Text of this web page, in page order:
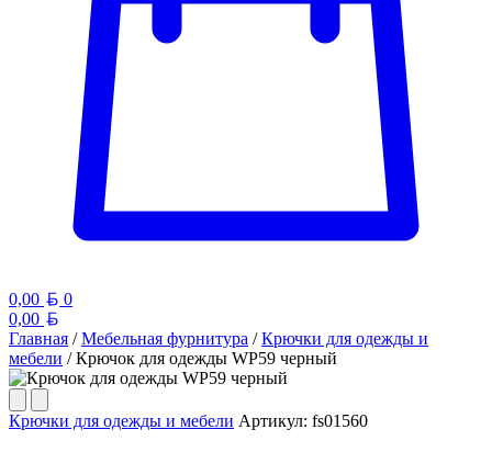
0,00 Белорусский рубль
0
0,00
Главная /Мебельная фурнитура /Крючки для одежды и
мебели / Крючок для одежды WP59 черный
Крючки для одежды и мебели Артикул: fs01560